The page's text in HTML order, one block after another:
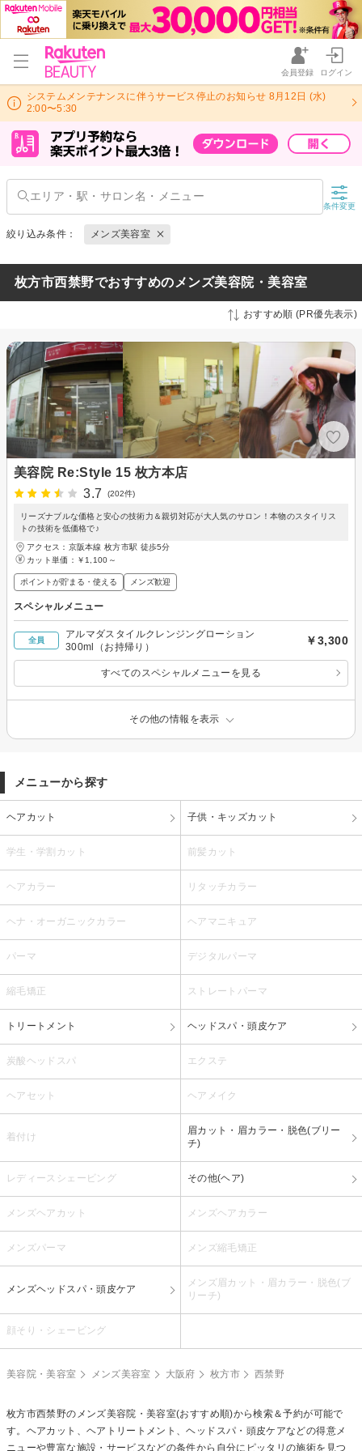
会員登録 ログイン
システムメンテナンスに伴うサービス停止のお知らせ 8月12日 (水)
2:00〜5:30
条件変更
絞り込み条件： メンズ美容室
枚方市西禁野でおすすめのメンズ美容院・美容室
おすすめ順 (PR優先表示)
美容院 Re:Style 15 枚方本店
3.7
(202件)
リーズナブルな価格と安心の技術力＆親切対応が大人気のサロン！本物のスタイリス
トの技術を低価格で♪
アクセス：京阪本線 枚方市駅 徒歩5分
カット単価： ￥1,100～
ポイントが貯まる・使える メンズ歓迎
スペシャルメニュー
全員
アルマダスタイルクレンジングローション
300ml（お持帰り）
￥3,300
すべてのスペシャルメニューを見る
その他の情報を表示
メニューから探す
ヘアカット 子供・キッズカット
学生・学割カット 前髪カット
ヘアカラー リタッチカラー
ヘナ・オーガニックカラー ヘアマニキュア
パーマ デジタルパーマ
縮毛矯正 ストレートパーマ
トリートメント ヘッドスパ・頭皮ケア
炭酸ヘッドスパ エクステ
ヘアセット ヘアメイク
着付け
眉カット・眉カラー・脱色(ブリー
チ)
レディースシェービング その他(ヘア)
メンズヘアカット メンズヘアカラー
メンズパーマ メンズ縮毛矯正
メンズヘッドスパ・頭皮ケア
メンズ眉カット・眉カラー・脱色(ブ
リーチ)
顔そり・シェービング
美容院・美容室 メンズ美容室 大阪府 枚方市 西禁野
枚方市西禁野のメンズ美容院・美容室(おすすめ順)から検索＆予約が可能で
す。ヘアカット、ヘアトリートメント、ヘッドスパ・頭皮ケアなどの得意メ
ニューや豊富な施設・サービスなどの条件から自分にピッタリの施術を見つ